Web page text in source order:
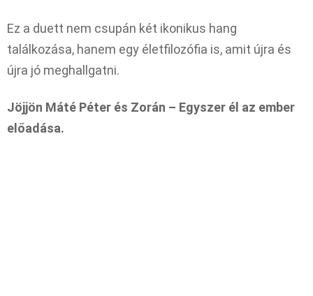
Ez a duett nem csupán két ikonikus hang
találkozása, hanem egy életfilozófia is, amit újra és
újra jó meghallgatni.
Jöjjön Máté Péter és Zorán – Egyszer él az ember
előadása.